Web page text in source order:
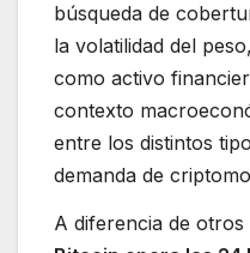
búsqueda de
la volatilidad del
como activo
contexto
entre los distintos
demanda de
A diferencia de